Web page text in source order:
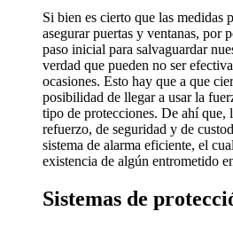
Si bien es cierto que las medidas
asegurar puertas y ventanas, por
paso inicial para salvaguardar
verdad que pueden no ser
ocasiones. Esto hay que a que
posibilidad de llegar a usar la
tipo de protecciones. De ahí que,
refuerzo, de seguridad y de
sistema de alarma eficiente, el
existencia de algún entrometido
Sistemas de